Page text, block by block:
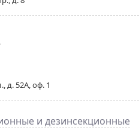
д. 52А, оф. 1
и дезинсекционные